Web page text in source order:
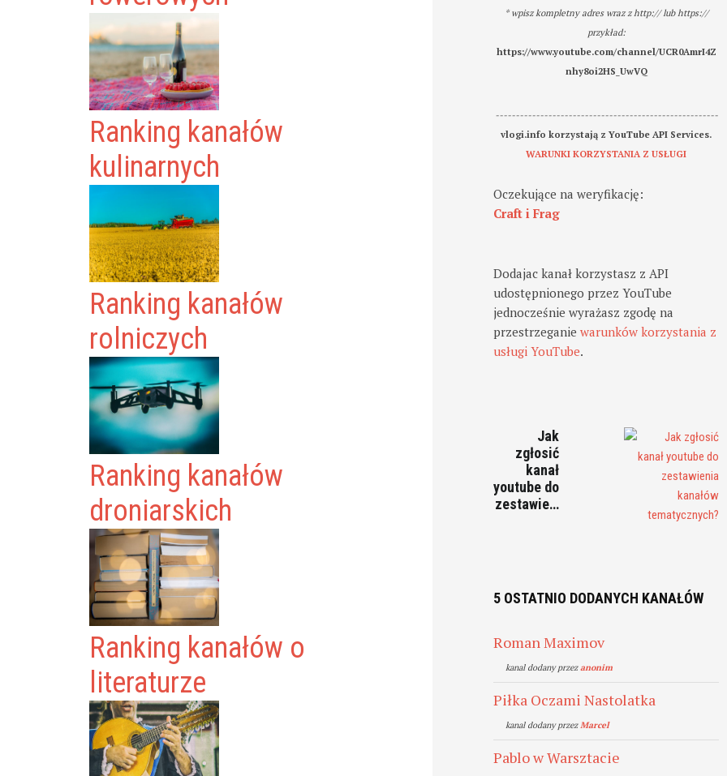
Ranking kanałów
kulinarnych
Ranking kanałów
rolniczych
Ranking kanałów
droniarskich
Ranking kanałów o
literaturze
* wpisz kompletny adres wraz z http:// lub https://
przykład:
https://www.youtube.com/channel/UCR0AmrI4Z
nhy8oi2HS_UwVQ
-------------------------------------------------------
vlogi.info korzystają z YouTube API Services.
WARUNKI KORZYSTANIA Z USŁUGI
Oczekujące na weryfikację:
Craft i Frag
Dodajac kanał korzystasz z API
udostępnionego przez YouTube
jednocześnie wyrażasz zgodę na
przestrzeganiewarunków korzystania z
usługi YouTube.
Jak
zgłosić
kanał
youtube do
zestawie…
5 OSTATNIO DODANYCH KANAŁÓW
Roman Maximov
kanal dodany przezanonim
Piłka Oczami Nastolatka
kanal dodany przezMarcel
Pablo w Warsztacie